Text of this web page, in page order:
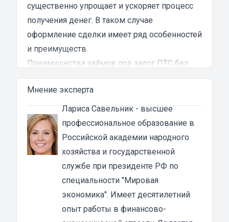
существенно упрощает и ускоряет процесс
получения денег. В таком случае
оформление сделки имеет ряд особенностей
и преимуществ.
Преимущества займов под залог ПТС без
осмотра автомобиля в Клине
Оформление микрозайма под обеспечение
паспорта транспортного средства без
осмотра автомобиля становится все более
популярной услугой в кредитных
организациях. К основным преимуществам
такой услуги относится:
Возможность подачи заявки и отправки
документов дистанционно. Для этого
необходимо оставить заявку на нашем сайте,
Мнение эксперта
Лариса Савельник- высшее
профессиональное образование в
Российской академии народного
хозяйства и государственной
службе при президенте РФ по
специальности "Мировая
экономика". Имеет десятилетний
опыт работы в финансово-